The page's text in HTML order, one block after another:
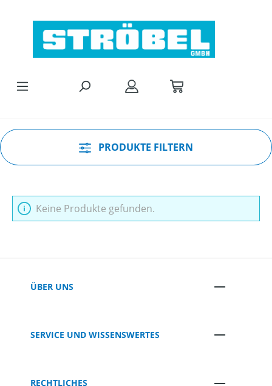
PRODUKTE FILTERN
Keine Produkte gefunden.
ÜBER UNS
SERVICE UND WISSENSWERTES
RECHTLICHES